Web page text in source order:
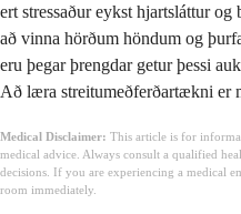
ert stressaður eykst hjartsláttur
að vinna hörðum höndum og
eru þegar þrengdar getur þessi
Að læra streitumeðferðartækni er
Medical Disclaimer: This article is for
medical advice. Always consult a qualified
decisions. If you are experiencing a medical
room immediately.